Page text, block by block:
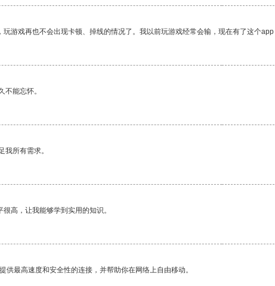
游戏再也不会出现卡顿、掉线的情况了。我以前玩游戏经常会输，现在有了这个app
不能忘怀。
我所有需求。
高，让我能够学到实用的知识。
供最高速度和安全性的连接，并帮助你在网络上自由移动。